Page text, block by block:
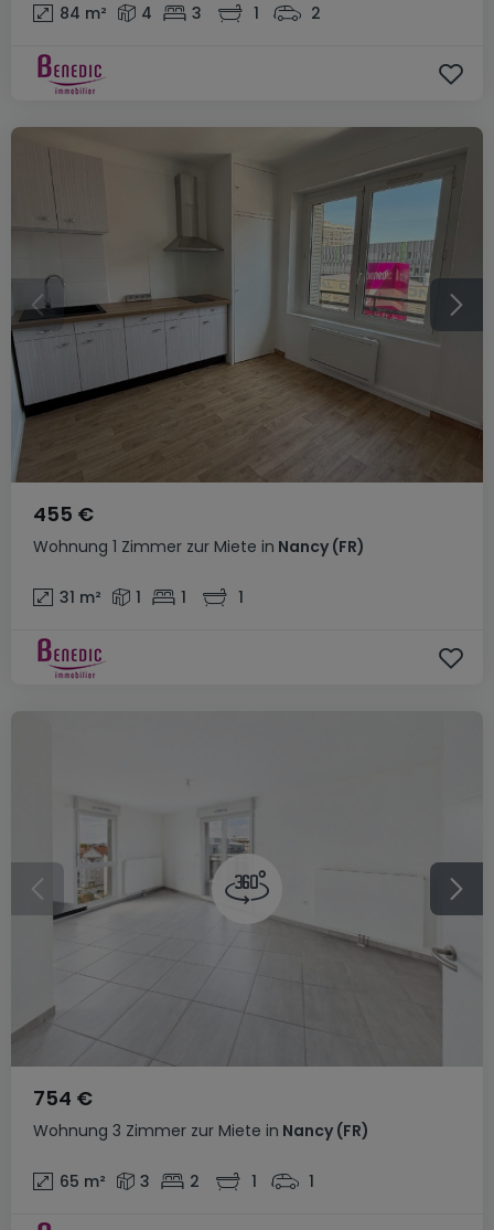
84 m² 4 3 1 2
Wohnung 1 Zimmer zur Miete in Nancy (FR)
455 €
31 m² 1 1 1
Wohnung 3 Zimmer zur Miete in Nancy (FR)
754 €
65 m² 3 2 1 1